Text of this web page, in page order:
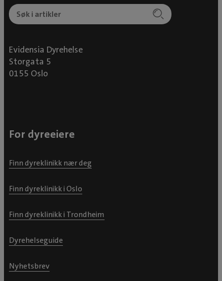
Evidensia Dyrehelse
Storgata 5
0155 Oslo
For dyreeiere
Finn dyreklinikk nær deg
Finn dyreklinikk i Oslo
Finn dyreklinikk i Trondheim
Dyrehelseguide
Nyhetsbrev